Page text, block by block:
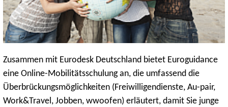
Zusammen mit Eurodesk Deutschland bietet Euroguidance
eine Online-Mobilitätsschulung an, die umfassend die
Überbrückungsmöglichkeiten (Freiwilligendienste, Au-pair,
Work&Travel, Jobben, wwoofen) erläutert, damit Sie junge